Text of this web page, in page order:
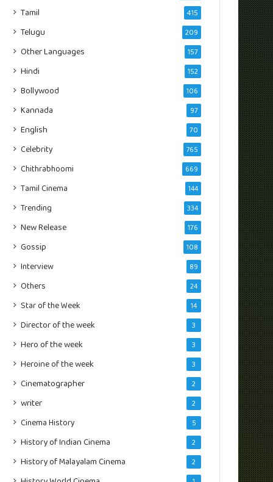
Tamil 415
Telugu 209
Other Languages 157
Hindi 152
Bollywood 106
Kannada 97
English 70
Celebrity 765
Chithrabhoomi 669
Tamil Cinema 144
Trending 334
New Release 176
Gossip 108
Interview 89
Others 24
Star of the Week 14
Director of the week 3
Hero of the week 3
Heroine of the week 3
Cinematographer 2
writer 2
Cinema History 5
History of Indian Cinema 2
History of Malayalam Cinema 2